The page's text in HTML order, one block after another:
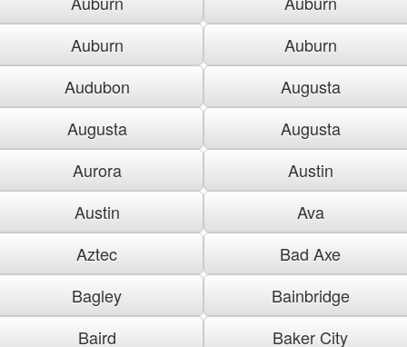
Auburn
Auburn
Audubon
Augusta
Augusta
Augusta
Aurora
Austin
Austin
Ava
Aztec
Bad Axe
Bagley
Bainbridge
Baird
Baker City